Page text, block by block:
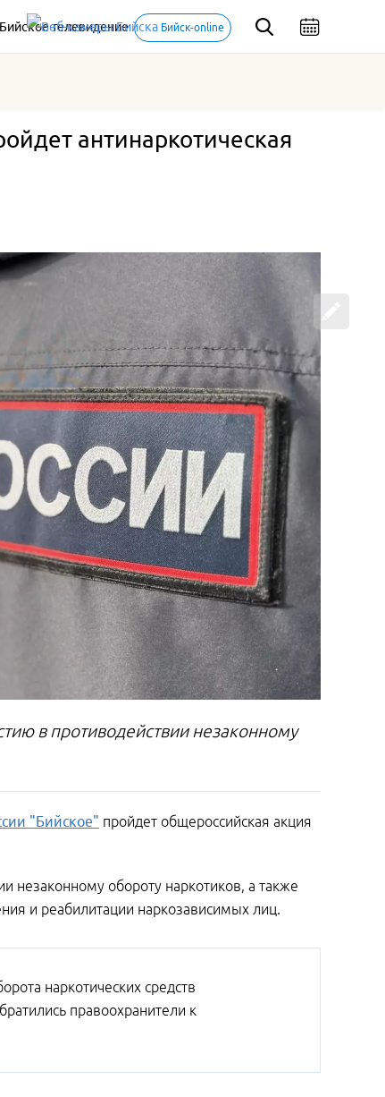
Бийское телевидение Бийск-online
антинаркотическая
в противодействии незаконному
"Бийское" пройдет общероссийская акция
незаконному обороту наркотиков, а также
и реабилитации наркозависимых лиц.
наркотических средств
правоохранители к